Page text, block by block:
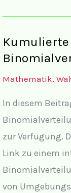
10
Alkoholsünder
Mathematik,
In diesem
zur Verfügung.
Link zu einem
von